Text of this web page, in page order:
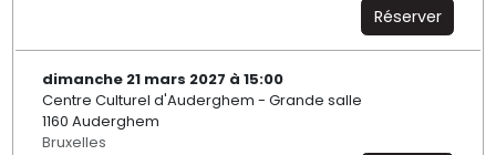
Réserver
dimanche 21 mars 2027 à 15:00
Centre Culturel d'Auderghem - Grande salle
1160 Auderghem
Bruxelles